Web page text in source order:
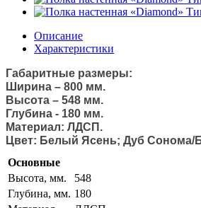
Описание
Характеристики
Габаритные размеры:
Ширина – 800 мм.
Высота – 548 мм.
Глубина - 180 мм.
Материал: ЛДСП.
Цвет: Белый Ясень; Дуб Сонома/
Основные
Высота, мм.
548
Глубина, мм. 180